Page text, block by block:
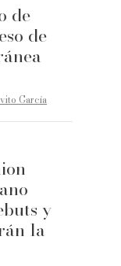
de
de
García
y
la